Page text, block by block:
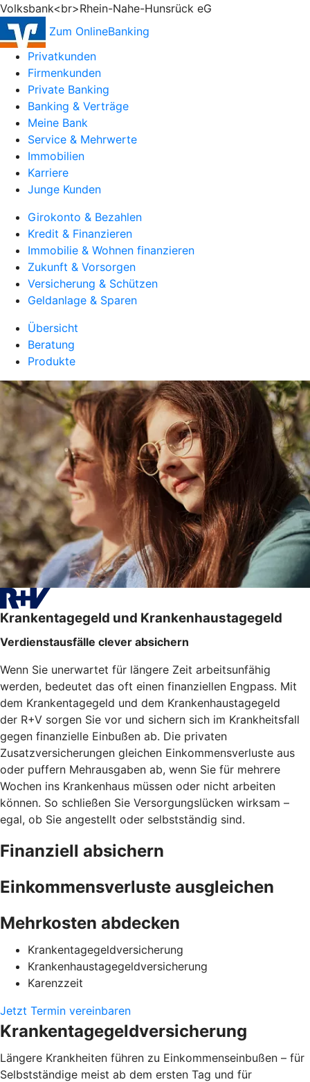
Volksbank<br>Rhein-Nahe-Hunsrück eG
Zum OnlineBanking
Privatkunden
Firmenkunden
Private Banking
Banking & Verträge
Meine Bank
Service & Mehrwerte
Immobilien
Karriere
Junge Kunden
Girokonto & Bezahlen
Kredit & Finanzieren
Immobilie & Wohnen finanzieren
Zukunft & Vorsorgen
Versicherung & Schützen
Geldanlage & Sparen
Übersicht
Beratung
Produkte
Krankentagegeld und Krankenhaustagegeld
Verdienstausfälle clever absichern
Wenn Sie unerwartet für längere Zeit arbeitsunfähig
werden, bedeutet das oft einen finanziellen Engpass. Mit
dem Krankentagegeld und dem Krankenhaustagegeld
der R+V sorgen Sie vor und sichern sich im Krankheitsfall
gegen finanzielle Einbußen ab. Die privaten
Zusatzversicherungen gleichen Einkommensverluste aus
oder puffern Mehrausgaben ab, wenn Sie für mehrere
Wochen ins Krankenhaus müssen oder nicht arbeiten
können. So schließen Sie Versorgungslücken wirksam –
egal, ob Sie angestellt oder selbstständig sind.
Finanziell absichern
Einkommensverluste ausgleichen
Mehrkosten abdecken
Krankentagegeldversicherung
Krankenhaustagegeldversicherung
Karenzzeit
Jetzt Termin vereinbaren
Krankentagegeldversicherung
Längere Krankheiten führen zu Einkommenseinbußen – für
Selbstständige meist ab dem ersten Tag und für